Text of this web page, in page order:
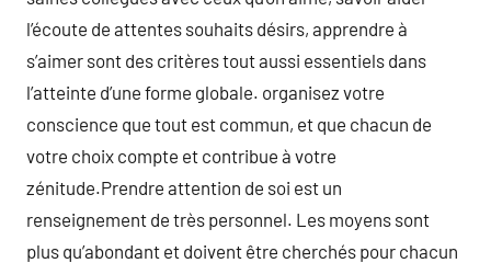
l’écoute de attentes souhaits désirs, apprendre à
s’aimer sont des critères tout aussi essentiels dans
l’atteinte d’une forme globale. organisez votre
conscience que tout est commun, et que chacun de
votre choix compte et contribue à votre
zénitude.Prendre attention de soi est un
renseignement de très personnel. Les moyens sont
plus qu’abondant et doivent être cherchés pour chacun